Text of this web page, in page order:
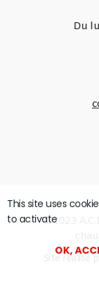
Du
© 2023
Site réalisé
This site uses
to activate
OK,